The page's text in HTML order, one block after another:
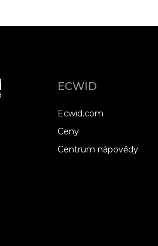
ECWID
Ecwid.com
Ceny
Centrum nápovědy